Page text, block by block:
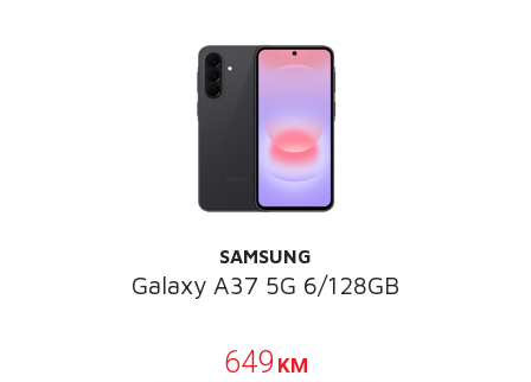
SAMSUNG
Galaxy A37 5G 6/128GB
649 KM